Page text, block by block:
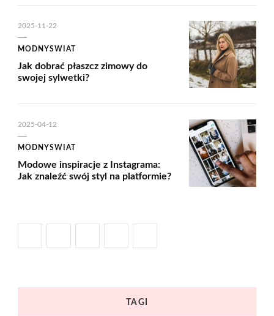
2025-11-22
MODNYSWIAT
Jak dobrać płaszcz zimowy do
swojej sylwetki?
2025-04-12
MODNYSWIAT
Modowe inspiracje z Instagrama:
Jak znaleźć swój styl na platformie?
TAGI